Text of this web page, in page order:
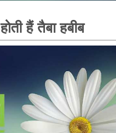
होती हैं तैबा हबीब